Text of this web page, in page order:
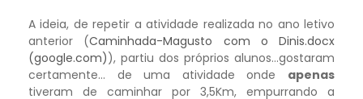
A ideia, de repetir a atividade realizada no ano letivo
anterior (Caminhada-Magusto com o Dinis.docx
(google.com)), partiu dos próprios alunos…gostaram
certamente… de uma atividade onde apenas
tiveram de caminhar por 3,5Km, empurrando a